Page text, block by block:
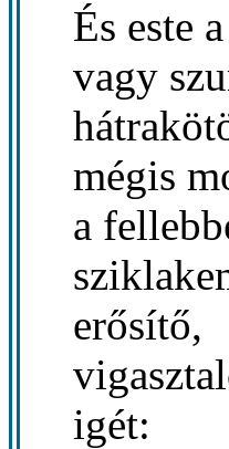
És este
vagy
mégis
a
erősítő,
igét: